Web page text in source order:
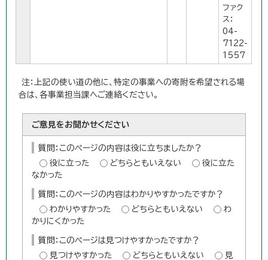
ファク
ス：
04-
7122-
1557
注：上記の使い道の他に、特定の事業への寄附を希望される場
合は、各事業担当課へご連絡ください。
ご意見をお聞かせください
質問：このページの内容は役に立ちましたか？
役に立った
どちらともいえない
役に立た
なかった
質問：このページの内容はわかりやすかったですか？
わかりやすかった
どちらともいえない
わ
かりにくかった
質問：このページは見つけやすかったですか？
見つけやすかった
どちらともいえない
見